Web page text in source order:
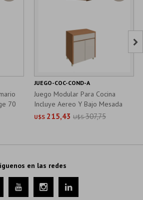
70
Juego Modular Para Cocina
Incluye Aereo Y Bajo Mesada
U$S 215,43 U$S 307,75
JUEGO-COC-COND-A

en las redes
  